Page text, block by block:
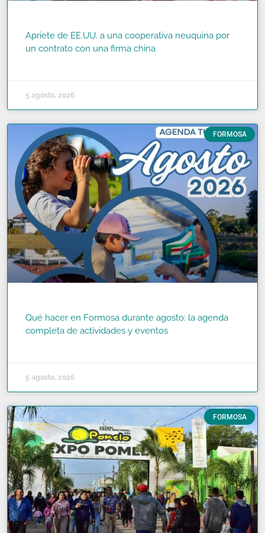
Apriete de EE.UU. a una cooperativa neuquina por
un contrato con una firma china
5 agosto, 2026
FORMOSA
Qué hacer en Formosa durante agosto: la agenda
completa de actividades y eventos
5 agosto, 2026
FORMOSA